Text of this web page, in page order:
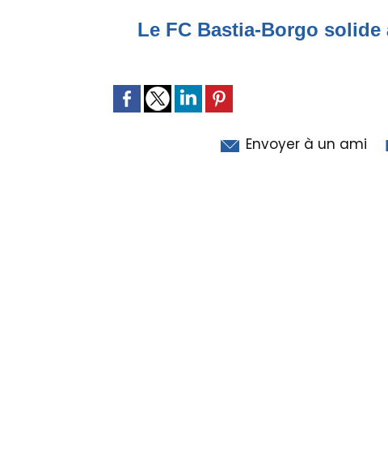
Le FC Bastia-Borgo solide
Envoyer à un ami